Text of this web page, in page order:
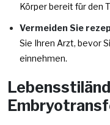
Körper bereit für den
Vermeiden Sie
Sie Ihren Arzt, bevor
einnehmen.